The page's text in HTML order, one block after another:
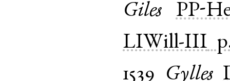
Giles
PP-
LIWill-III
1539 Gylles